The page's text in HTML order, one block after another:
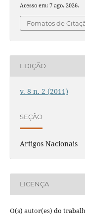
Acesso em: 7 ago. 2026.
Fomatos de
EDIÇÃO
v. 8 n. 2 (2011)
SEÇÃO
Artigos Nacionais
LICENÇA
O(s) autor(es) do